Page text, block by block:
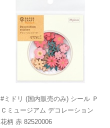
#ミドリ (国内販売のみ) シール Ｐ
Ｃミュージアム デコレーション
花柄 赤 82520006